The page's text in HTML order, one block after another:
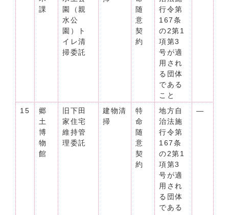
課
園（親
水公
園）ト
イレ清
掃委託
随
意
契
約
行令第
167条
の2第1
項第3
号が適
用され
る団体
である
こと
15
郷
土
博
物
館
旧下田
家住宅
維持管
理委託
建物清
掃
特
命
随
意
契
約
地方自
治法施
行令第
167条
の2第1
項第3
号が適
用され
る団体
である
―